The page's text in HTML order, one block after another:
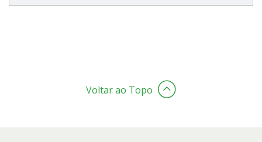
Voltar ao Topo